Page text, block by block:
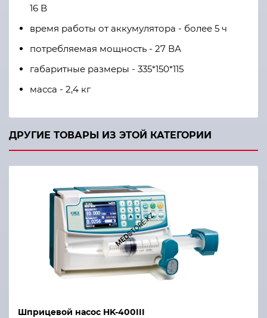
16 В
время работы от аккумулятора - более 5 ч
потребляемая мощность - 27 ВА
габаритные размеры - 335*150*115
масса - 2,4 кг
ДРУГИЕ ТОВАРЫ ИЗ ЭТОЙ КАТЕГОРИИ
Шприцевой насос HK-400III